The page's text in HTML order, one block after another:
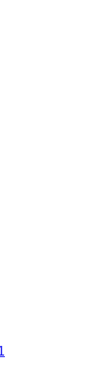
page Instagram
Facebook
Youtube
à notre